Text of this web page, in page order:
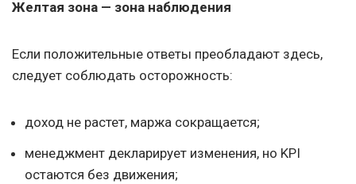
Желтая зона — зона наблюдения
Если положительные ответы преобладают здесь,
следует соблюдать осторожность:
доход не растет, маржа сокращается;
менеджмент декларирует изменения, но KPI
остаются без движения;